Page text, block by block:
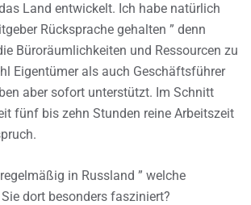
Land entwickelt. Ich habe natürlich
Rücksprache gehalten ” denn
Büroräumlichkeiten und Ressourcen zu
Eigentümer als auch Geschäftsführer
aber sofort unterstützt. Im Schnitt
fünf bis zehn Stunden reine Arbeitszeit
in Russland ” welche
dort besonders fasziniert?